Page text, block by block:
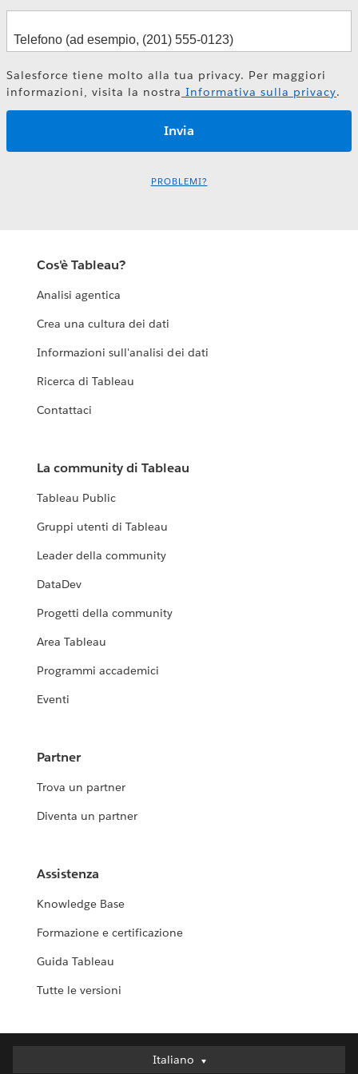
Salesforce tiene molto alla tua privacy. Per maggiori
informazioni, visita la nostra Informativa sulla privacy.
PROBLEMI?
Cos'è Tableau?
Analisi agentica
Crea una cultura dei dati
Informazioni sull'analisi dei dati
Ricerca di Tableau
Contattaci
La community di Tableau
Tableau Public
Gruppi utenti di Tableau
Leader della community
DataDev
Progetti della community
Area Tableau
Programmi accademici
Eventi
Partner
Trova un partner
Diventa un partner
Assistenza
Knowledge Base
Formazione e certificazione
Guida Tableau
Tutte le versioni
Italiano
Italiano